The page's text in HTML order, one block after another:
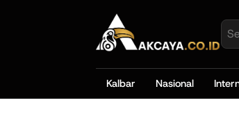
Kalbar Nasional